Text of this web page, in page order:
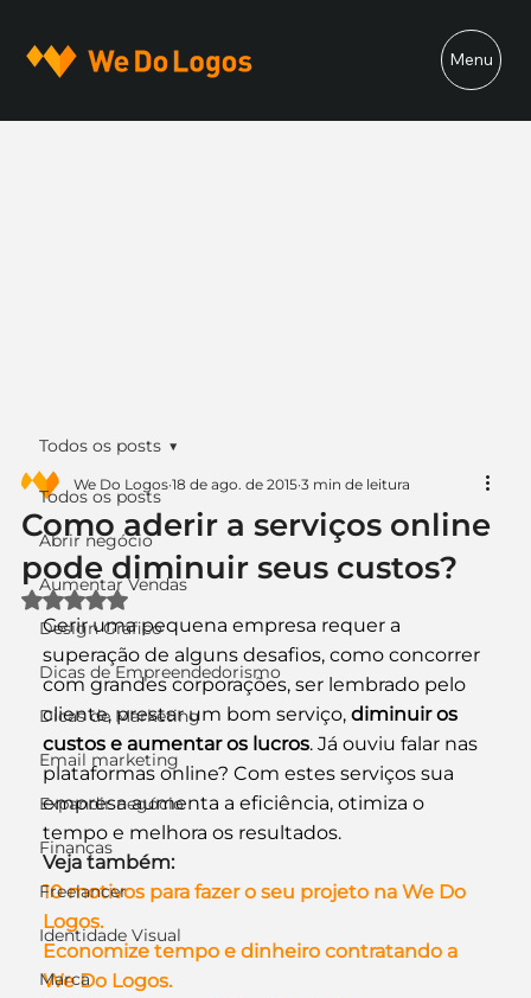
Menu
Todos os posts
Abrir negócio
Aumentar Vendas
Design Gráfico
Dicas de Empreendedorismo
Dicas de Marketing
Email marketing
Expandir negócio
Finanças
Freelancer
Identidade Visual
Marca
Todos os posts
Como aderir a serviços online
pode diminuir seus custos?
We Do Logos 18 de ago. de 2015 3 min de leitura
Avaliado com NaN de 5 estrelas.
Gerir uma pequena empresa requer a
superação de alguns desafios, como concorrer
com grandes corporações, ser lembrado pelo
cliente, prestar um bom serviço, diminuir os
custos e aumentar os lucros. Já ouviu falar nas
plataformas online? Com estes serviços sua
empresa aumenta a eficiência, otimiza o
tempo e melhora os resultados.
Veja também:
10 motivos para fazer o seu projeto na We Do
Logos.
Economize tempo e dinheiro contratando a
We Do Logos.